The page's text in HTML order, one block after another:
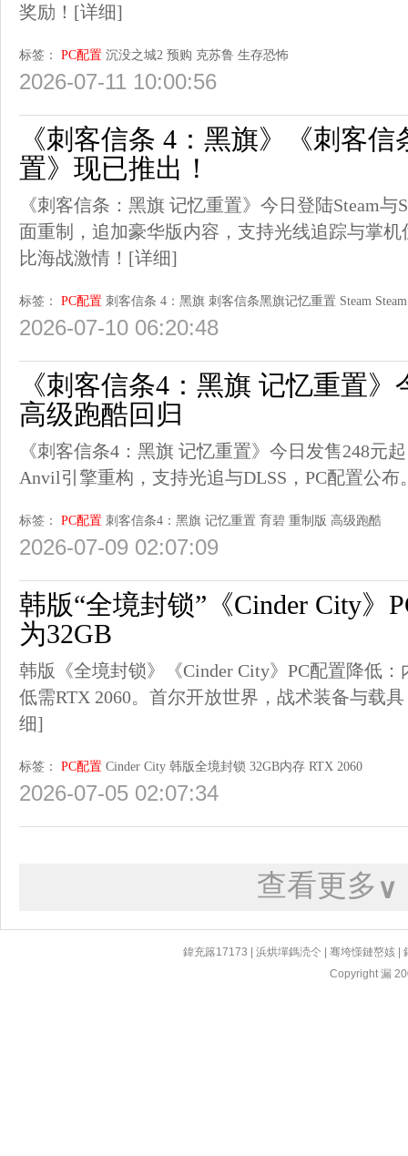
奖励！ [详细]
标签： PC配置 沉没之城2 预购 克苏鲁 生存恐怖
2026-07-11 10:00:56
《刺客信条 4：黑旗》《刺客
置》现已推出！
《刺客信条：黑旗 记忆重置》今日登陆Steam与
面重制，追加豪华版内容，支持光线追踪与掌
比海战激情！ [详细]
标签： PC配置 刺客信条 4：黑旗 刺客信条黑旗记忆重置 Steam
2026-07-10 06:20:48
《刺客信条4：黑旗 记忆重置
高级跑酷回归
《刺客信条4：黑旗 记忆重置》今日发售248元
Anvil引擎重构，支持光追与DLSS，PC配置公
标签： PC配置 刺客信条4：黑旗 记忆重置 育碧 重制版 高级跑酷
2026-07-09 02:07:09
韩版“全境封锁”《Cinder City》
为32GB
韩版《全境封锁》《Cinder City》PC配置降低
低需RTX 2060。首尔开放世界，战术装备与载
细]
标签： PC配置 Cinder City 韩版全境封锁 32GB内存 RTX 2060
2026-07-05 02:07:34
查看更多 ∨
鍏充簬17173 |浜烘墠鎷涜仒 |骞垮憡鏈嶅姟 |
Copyright 漏